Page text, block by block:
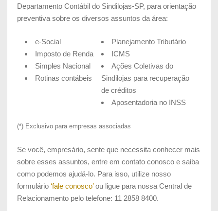
Departamento Contábil do Sindilojas-SP, para orientação
preventiva sobre os diversos assuntos da área:
e-Social
Imposto de Renda
Simples Nacional
Rotinas contábeis
Planejamento Tributário
ICMS
Ações Coletivas do
Sindilojas para recuperação
de créditos
Aposentadoria no INSS
(*) Exclusivo para empresas associadas
Se você, empresário, sente que necessita conhecer mais
sobre esses assuntos, entre em contato conosco e saiba
como podemos ajudá-lo. Para isso, utilize nosso
formulário ‘fale conosco’ou ligue para nossa Central de
Relacionamento pelo telefone: 11 2858 8400.